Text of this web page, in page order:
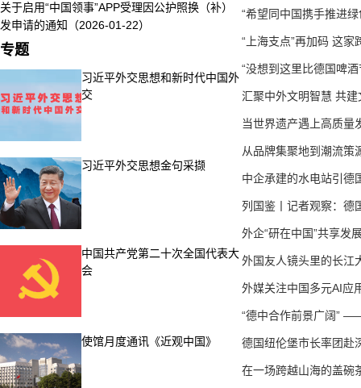
关于启用“中国领事”APP受理因公护照换（补）
发申请的通知（2026-01-22）
专题
习近平外交思想和新时代中国外
交
习近平外交思想金句采撷
中国共产党第二十次全国代表大
会
使馆月度通讯《近观中国》
“希望同中国携手推进
“上海支点”再加码 这
“没想到这里比德国啤
汇聚中外文明智慧 共
当世界遗产遇上高质量
从品牌集聚地到潮流策
中企承建的水电站引德
列国鉴丨记者观察：德
外企“研在中国”共享发
外国友人镜头里的长
外媒关注中国多元AI应
“德中合作前景广阔”
德国纽伦堡市长率团赴
在一场跨越山海的盖碗